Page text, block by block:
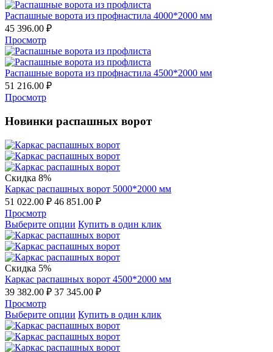
Распашные ворота из профнастила 4000*2000 мм
45 396.00 ₽
Просмотр
Распашные ворота из профнастила 4500*2000 мм
51 216.00 ₽
Просмотр
Новинки распашных ворот
Скидка 8%
Каркас распашных ворот 5000*2000 мм
51 022.00 ₽ 46 851.00 ₽
Просмотр
Выберите опции Купить в один клик
Скидка 5%
Каркас распашных ворот 4500*2000 мм
39 382.00 ₽ 37 345.00 ₽
Просмотр
Выберите опции Купить в один клик